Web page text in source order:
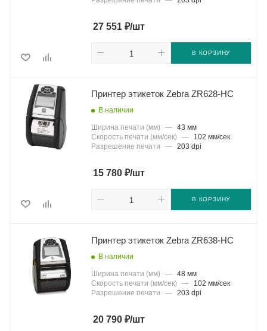
27 551 ₽/шт
В КОРЗИНУ
Принтер этикеток Zebra ZR628-HC
В наличии
Ширина печати (мм) — 43 мм
Скорость печати (мм/сек)
—
102 мм/сек
Разрешение печати
— 203 dpi
15 780 ₽/шт
В КОРЗИНУ
Принтер этикеток Zebra ZR638-HC
В наличии
Ширина печати (мм) — 48 мм
Скорость печати (мм/сек)
—
102 мм/сек
Разрешение печати
— 203 dpi
20 790 ₽/шт